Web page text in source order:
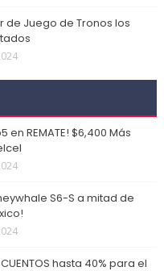
de Juego de Tronos los
en REMATE! $6,400 Más
S6-S a mitad de
hasta 40% para el